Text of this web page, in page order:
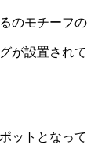
のモチーフの
が設置されて
ットとなって